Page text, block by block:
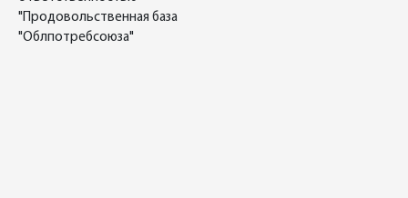
"Продовольственная база
"Облпотребсоюза"